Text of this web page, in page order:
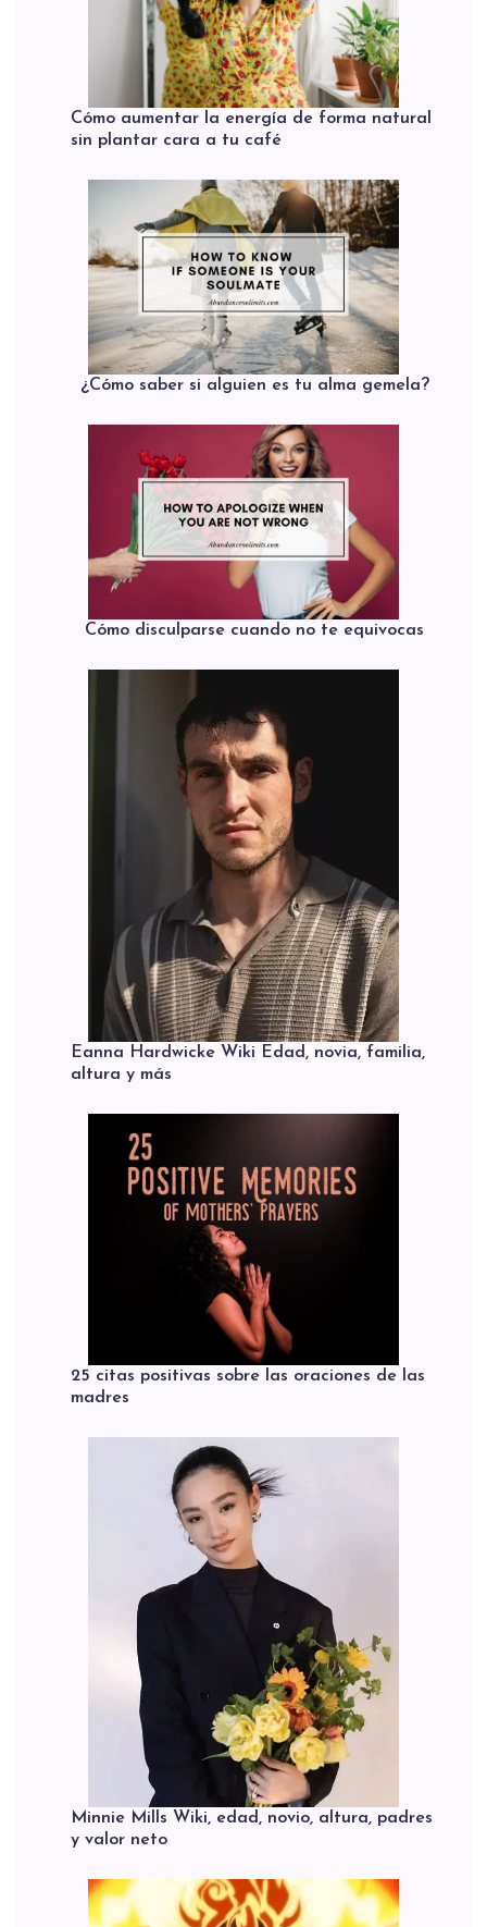
Cómo aumentar la energía de forma natural
sin plantar cara a tu café
¿Cómo saber si alguien es tu alma gemela?
Cómo disculparse cuando no te equivocas
Eanna Hardwicke Wiki Edad, novia, familia,
altura y más
25 citas positivas sobre las oraciones de las
madres
Minnie Mills Wiki, edad, novio, altura, padres
y valor neto